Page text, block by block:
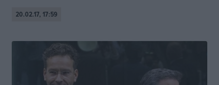
20.02.17, 17:59